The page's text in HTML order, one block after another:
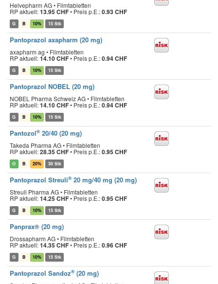
Helvepharm AG • Filmtabletten
RP aktuell:13.95 CHF• Preis p.E.:0.93 CHF
G B 10% 15 Stk
Pantoprazol axapharm (20 mg)
axapharm ag • Filmtabletten
RP aktuell:14.10 CHF• Preis p.E.:0.94 CHF
G B 10% 15 Stk
Pantoprazol NOBEL (20 mg)
NOBEL Pharma Schweiz AG • Filmtabletten
RP aktuell:14.10 CHF• Preis p.E.:0.94 CHF
G B 10% 15 Stk
Pantozol® 20/40 (20 mg)
Takeda Pharma AG • Filmtabletten
RP aktuell:28.35 CHF• Preis p.E.:0.95 CHF
O B 20% 30 Stk
Pantoprazol Streuli® 20 mg/40 mg (20 mg)
Streuli Pharma AG • Filmtabletten
RP aktuell:14.25 CHF• Preis p.E.:0.95 CHF
G B 10% 15 Stk
Panprax® (20 mg)
Drossapharm AG • Filmtabletten
RP aktuell:14.35 CHF• Preis p.E.:0.96 CHF
G B 10% 15 Stk
Pantoprazol Sandoz® (20 mg)